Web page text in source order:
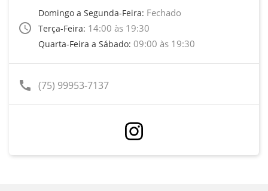
access_time
Domingo a Segunda-Feira: Fechado
Terça-Feira: 14:00 às 19:30
Quarta-Feira a Sábado: 09:00 às 19:30
call (75) 99953-7137